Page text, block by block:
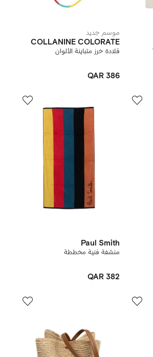
موسم جديد
COLLANINE COLORATE
قلادة خرز متباينة الألوان
QAR 386
Paul Smith
منشفة فنية مخططة
QAR 382